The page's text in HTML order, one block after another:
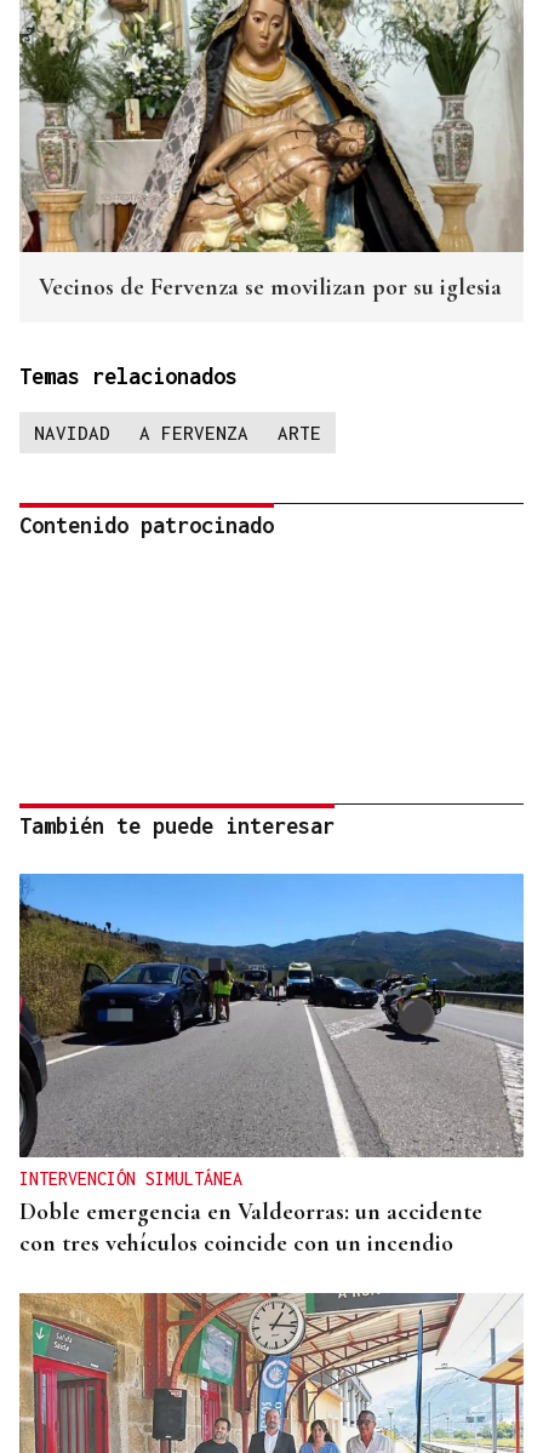
Vecinos de Fervenza se movilizan por su iglesia
Temas relacionados
NAVIDAD A FERVENZA ARTE
Contenido patrocinado
También te puede interesar
INTERVENCIÓN SIMULTÁNEA
Doble emergencia en Valdeorras: un accidente
con tres vehículos coincide con un incendio